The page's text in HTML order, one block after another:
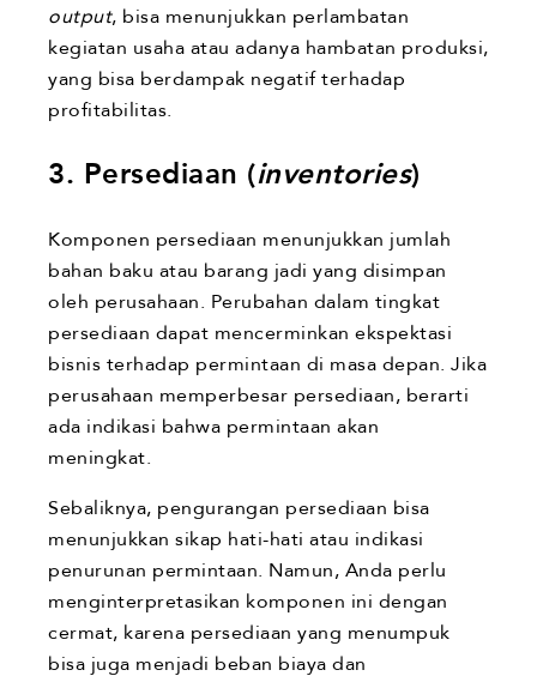
output, bisa menunjukkan perlambatan
kegiatan usaha atau adanya hambatan produksi,
yang bisa berdampak negatif terhadap
profitabilitas.
3. Persediaan (inventories)
Komponen persediaan menunjukkan jumlah
bahan baku atau barang jadi yang disimpan
oleh perusahaan. Perubahan dalam tingkat
persediaan dapat mencerminkan ekspektasi
bisnis terhadap permintaan di masa depan. Jika
perusahaan memperbesar persediaan, berarti
ada indikasi bahwa permintaan akan
meningkat.
Sebaliknya, pengurangan persediaan bisa
menunjukkan sikap hati-hati atau indikasi
penurunan permintaan. Namun, Anda perlu
menginterpretasikan komponen ini dengan
cermat, karena persediaan yang menumpuk
bisa juga menjadi beban biaya dan